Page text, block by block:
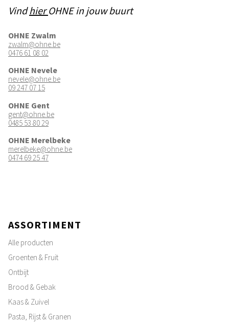
VindhierOHNE in jouw buurt
OHNE Zwalm
zwalm@ohne.be
0476 61 08 02
OHNE Nevele
nevele@ohne.be
09 247 07 15
OHNE Gent
gent@ohne.be
0485 53 80 29
OHNE Merelbeke
merelbeke@ohne.be
0474 69 25 47
ASSORTIMENT
Alle producten
Groenten & Fruit
Ontbijt
Brood & Gebak
Kaas & Zuivel
Pasta, Rijst & Granen